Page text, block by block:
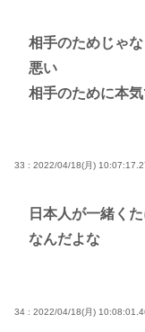
相手のためじゃ
悪い
相手のために本
33 : 2022/04/18(月)
日本人が一緒く
なんだよな
34 : 2022/04/18(月)